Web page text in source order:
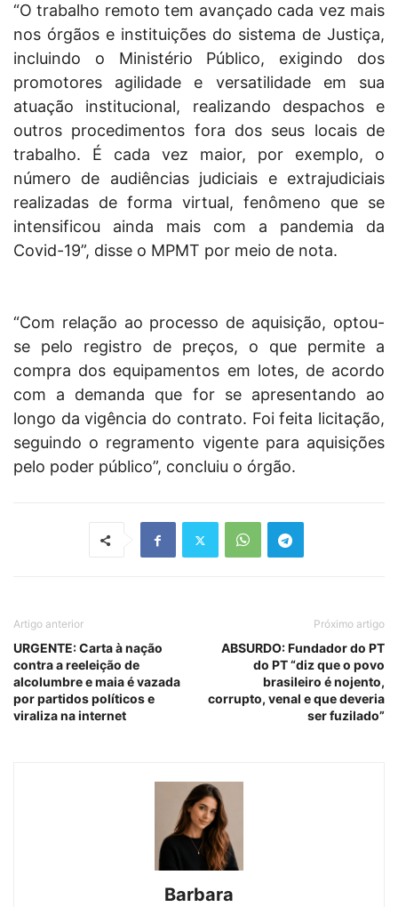
“O trabalho remoto tem avançado cada vez mais
nos órgãos e instituições do sistema de Justiça,
incluindo o Ministério Público, exigindo dos
promotores agilidade e versatilidade em sua
atuação institucional, realizando despachos e
outros procedimentos fora dos seus locais de
trabalho. É cada vez maior, por exemplo, o
número de audiências judiciais e extrajudiciais
realizadas de forma virtual, fenômeno que se
intensificou ainda mais com a pandemia da
Covid-19”, disse o MPMT por meio de nota.
“Com relação ao processo de aquisição, optou-
se pelo registro de preços, o que permite a
compra dos equipamentos em lotes, de acordo
com a demanda que for se apresentando ao
longo da vigência do contrato. Foi feita licitação,
seguindo o regramento vigente para aquisições
pelo poder público”, concluiu o órgão.
Artigo anterior
URGENTE: Carta à nação
contra a reeleição de
alcolumbre e maia é vazada
por partidos políticos e
viraliza na internet
Próximo artigo
ABSURDO: Fundador do PT
do PT “diz que o povo
brasileiro é nojento,
corrupto, venal e que deveria
ser fuzilado”
Barbara